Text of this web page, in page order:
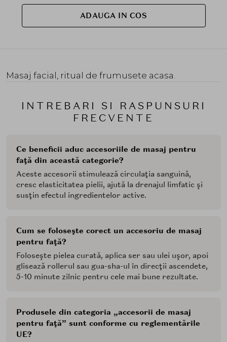
ADAUGA IN COS
Masaj facial, ritual de frumusete acasa.
INTREBARI SI RASPUNSURI
FRECVENTE
Ce beneficii aduc accesoriile de masaj pentru
faţă din această categorie?
Aceste accesorii stimulează circulaţia sanguină,
cresc elasticitatea pielii, ajută la drenajul limfatic şi
susţin efectul ingredientelor active.
Cum se foloseşte corect un accesoriu de masaj
pentru faţă?
Foloseşte pielea curată, aplica ser sau ulei uşor, apoi
glisează rollerul sau gua-sha-ul în direcţii ascendete,
5-10 minute zilnic pentru cele mai bune rezultate.
Produsele din categoria „accesorii de masaj
pentru faţă” sunt conforme cu reglementările
UE?